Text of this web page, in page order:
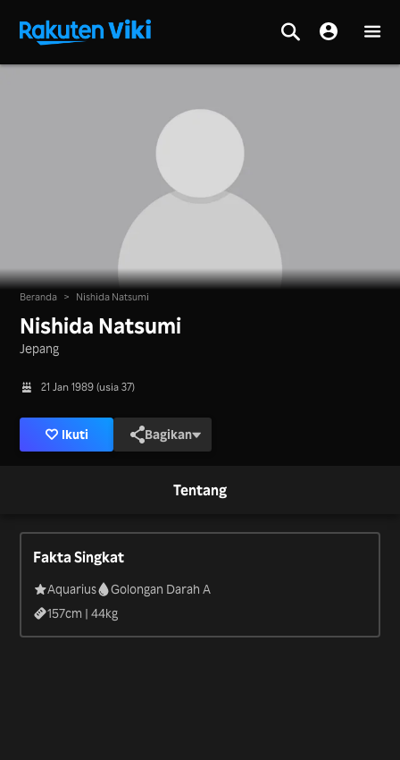
Beranda > Nishida Natsumi
Nishida Natsumi
Jepang
21 Jan 1989 (usia 37)
Ikuti Bagikan
Tentang
Fakta Singkat
Aquarius
Golongan Darah A
157cm |44kg